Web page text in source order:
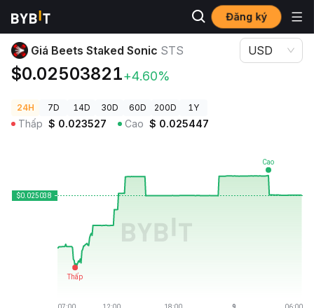
Đăng ký
Giá Tiền Điện Tử Giá Beets Staked Sonic STS
Giá Beets Staked Sonic STS
$0.02503821+4.60%
USD
24H 7D 14D 30D 60D 200D 1Y
Thấp $ 0.023527 Cao $ 0.025447